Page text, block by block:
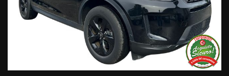
• Si precisa che le informazioni contenute negli annunci
online e nel proprio sito web sono state compilate con cura
affinché siano il più complete e precise; tuttavia possono
contenere errori e omissioni. Si declina ogni responsabilità
per eventuali involontarie incongruenze che non
rappresentano un impegno contrattuale.